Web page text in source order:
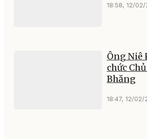
18:58, 12/
Ông Niê
chức
Bhăng
18:47, 12/02/